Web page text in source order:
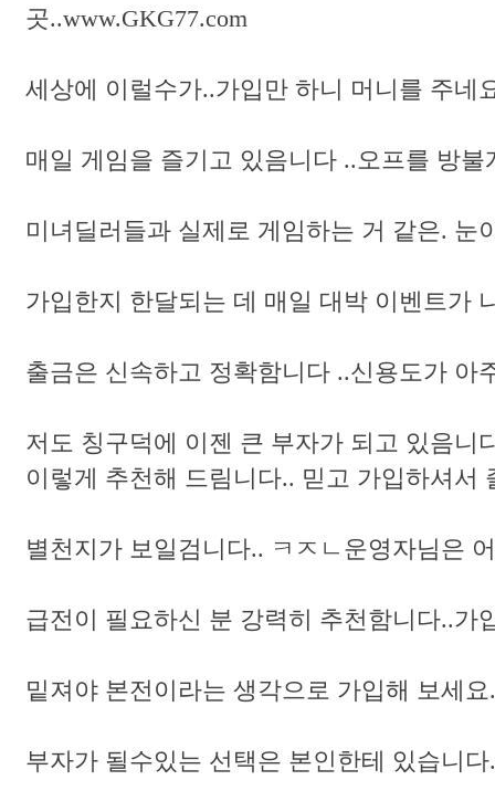
곳..www.GKG77.com
세상에 이럴수가..가입만 하니 머니를 주네
매일 게임을 즐기고 있음니다 ..오프를 방
미녀딜러들과 실제로 게임하는 거 같은. 눈
가입한지 한달되는 데 매일 대박 이벤트가
출금은 신속하고 정확함니다 ..신용도가 아
저도 칭구덕에 이젠 큰 부자가 되고 있음니
이렇게 추천해 드림니다.. 믿고 가입하셔서
별천지가 보일검니다.. ㅋㅈㄴ운영자님은
급전이 필요하신 분 강력히 추천함니다..가
밑져야 본전이라는 생각으로 가입해 보세
부자가 될수있는 선택은 본인한테 있습니